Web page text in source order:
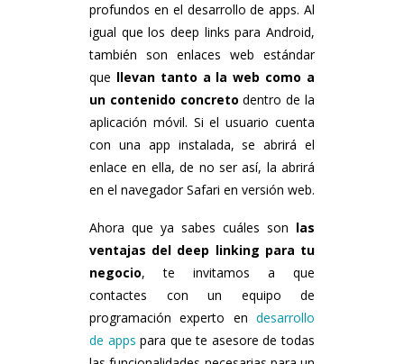
profundos en el desarrollo de apps. Al
igual que los deep links para Android,
también son enlaces web estándar
que llevan tanto a la web como a
un contenido concreto dentro de la
aplicación móvil. Si el usuario cuenta
con una app instalada, se abrirá el
enlace en ella, de no ser así, la abrirá
en el navegador Safari en versión web.
Ahora que ya sabes cuáles son las
ventajas del deep linking para tu
negocio, te invitamos a que
contactes con un equipo de
programación experto en desarrollo
de apps para que te asesore de todas